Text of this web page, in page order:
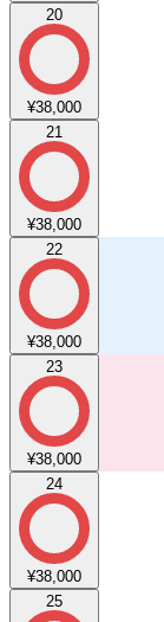
20
¥38,000
21
¥38,000
22
¥38,000
23
¥38,000
24
¥38,000
25